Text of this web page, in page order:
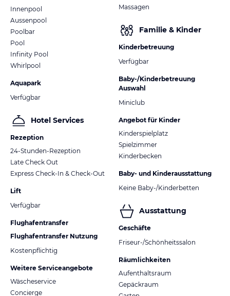
Innenpool
Aussenpool
Poolbar
Pool
Infinity Pool
Whirlpool
Aquapark
Verfügbar
Hotel Services
Rezeption
24-Stunden-Rezeption
Late Check Out
Express Check-In & Check-Out
Lift
Verfügbar
Flughafentransfer
Flughafentransfer Nutzung
Kostenpflichtig
Weitere Serviceangebote
Wäscheservice
Concierge
Massagen
Familie & Kinder
Kinderbetreuung
Verfügbar
Baby-/Kinderbetreuung
Auswahl
Miniclub
Angebot für Kinder
Kinderspielplatz
Spielzimmer
Kinderbecken
Baby- und Kinderausstattung
Keine Baby-/Kinderbetten
Ausstattung
Geschäfte
Friseur-/Schönheitssalon
Räumlichkeiten
Aufenthaltsraum
Gepäckraum